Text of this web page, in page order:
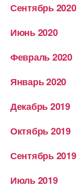
Сентябрь 2020
Июнь 2020
Февраль 2020
Январь 2020
Декабрь 2019
Октябрь 2019
Сентябрь 2019
Июль 2019